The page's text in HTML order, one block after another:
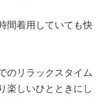
間着用していても快
のリラックスタイム
楽しいひとときにし